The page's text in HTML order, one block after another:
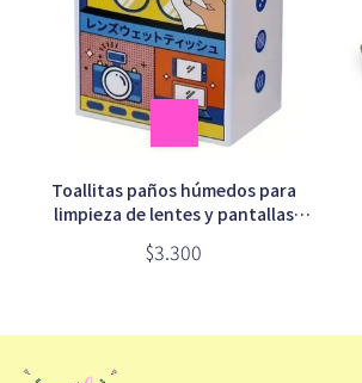
Toallitas paños húmedos para
limpieza de lentes y pantallas
$3.300